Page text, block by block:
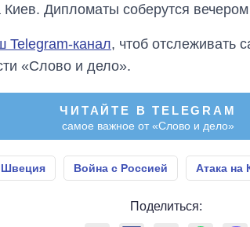
Киев. Дипломаты соберутся вечером
Telegram-канал, чтоб отслеживать
«Слово и дело».
ЧИТАЙТЕ В TELEGRAM
самое важное от «Слово и дело»
Швеция Война с Россией Атака на
Поделиться: